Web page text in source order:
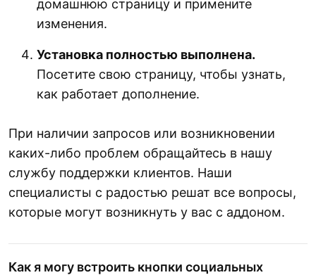
домашнюю страницу и примените
изменения.
Установка полностью выполнена.
Посетите свою страницу, чтобы узнать,
как работает дополнение.
При наличии запросов или возникновении
каких-либо проблем обращайтесь в нашу
службу поддержки клиентов. Наши
специалисты с радостью решат все вопросы,
которые могут возникнуть у вас с аддоном.
Как я могу встроить кнопки социальных